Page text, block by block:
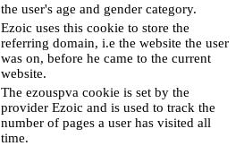
the user's age and gender category.
Ezoic uses this cookie to store the
referring domain, i.e the website the user
was on, before he came to the current
website.
The ezouspva cookie is set by the
provider Ezoic and is used to track the
number of pages a user has visited all
time.